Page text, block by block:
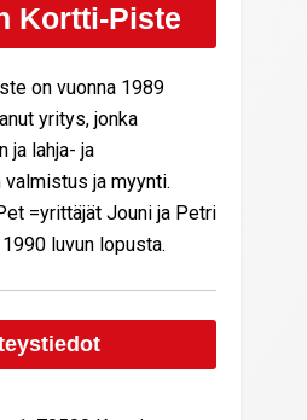
Kortti-Piste
on vuonna 1989
yritys, jonka
ja lahja- ja
ja myynti.
=yrittäjät Jouni ja Petri
luvun lopusta.